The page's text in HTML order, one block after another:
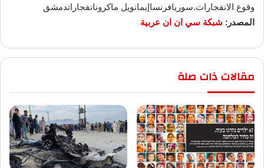
وقوع الانفجارات.سوريافرنساإيمانويل ماكرونانفجاراتدمشق
المصدر: شبكة سي ان ان عربية
مقالات ذات صلة